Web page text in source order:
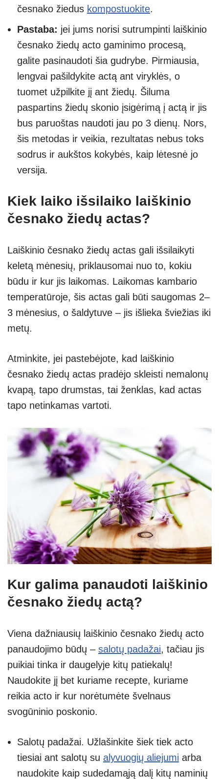
česnako žiedus kompostuokite.
Pastaba: jei jums norisi sutrumpinti laiškinio
česnako žiedų acto gaminimo procesą,
galite pasinaudoti šia gudrybe. Pirmiausia,
lengvai pašildykite actą ant viryklės, o
tuomet užpilkite jį ant žiedų. Šiluma
paspartins žiedų skonio įsigėrimą į actą ir jis
bus paruoštas naudoti jau po 3 dienų. Nors,
šis metodas ir veikia, rezultatas nebus toks
sodrus ir aukštos kokybės, kaip lėtesnė jo
versija.
Kiek laiko išsilaiko laiškinio
česnako žiedų actas?
Laiškinio česnako žiedų actas gali išsilaikyti
keletą mėnesių, priklausomai nuo to, kokiu
būdu ir kur jis laikomas. Laikomas kambario
temperatūroje, šis actas gali būti saugomas 2–
3 mėnesius, o šaldytuve – jis išlieka šviežias iki
metų.
Atminkite, jei pastebėjote, kad laiškinio
česnako žiedų actas pradėjo skleisti nemalonų
kvapą, tapo drumstas, tai ženklas, kad actas
tapo netinkamas vartoti.
Kur galima panaudoti laiškinio
česnako žiedų actą?
Viena dažniausių laiškinio česnako žiedų acto
panaudojimo būdų – salotų padažai, tačiau jis
puikiai tinka ir daugelyje kitų patiekalų!
Naudokite jį bet kuriame recepte, kuriame
reikia acto ir kur norėtumėte švelnaus
svogūninio poskonio.
Salotų padažai. Užlašinkite šiek tiek acto
tiesiai ant salotų su alyvuogių aliejumi arba
naudokite kaip sudedamąją dalį kitų naminių